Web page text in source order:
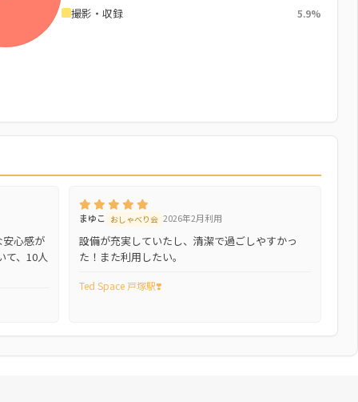
撮影・収録 5.9%
安心感が
て、10人
まゆこ おしゃべり会 2026年2月利用
設備が充実していたし、清潔で過ごしやすかっ
た！また利用したい。
Ted Space 戸塚駅❣️